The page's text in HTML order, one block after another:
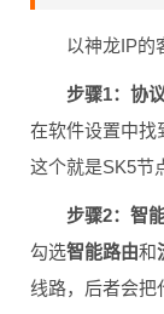
以神龙IP的
步骤1：协
在软件设置中找
这个就是SK5节
步骤2：智
勾选智能路由和
线路，后者会把